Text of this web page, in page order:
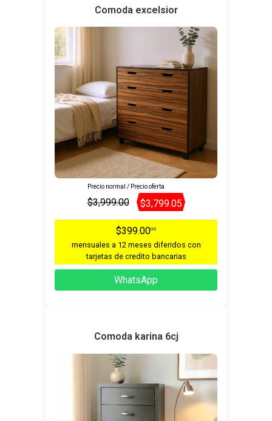
Comoda excelsior
Precio normal / Precio oferta
$3,999.00 $3,799.05
$399.0000
mensuales a 12 meses diferidos con
tarjetas de credito bancarias
WhatsApp
Comoda karina 6cj